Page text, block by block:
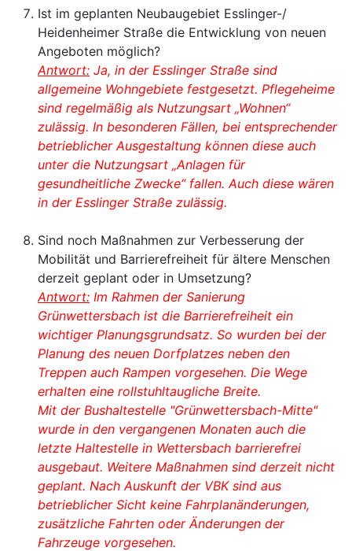
Ist im geplanten Neubaugebiet Esslinger-/
Heidenheimer Straße die Entwicklung von neuen
Angeboten möglich?
Antwort: Ja, in der Esslinger Straße sind
allgemeine Wohngebiete festgesetzt. Pflegeheime
sind regelmäßig als Nutzungsart „Wohnen“
zulässig. In besonderen Fällen, bei entsprechender
betrieblicher Ausgestaltung können diese auch
unter die Nutzungsart „Anlagen für
gesundheitliche Zwecke“ fallen. Auch diese wären
in der Esslinger Straße zulässig.
Sind noch Maßnahmen zur Verbesserung der
Mobilität und Barrierefreiheit für ältere Menschen
derzeit geplant oder in Umsetzung?
Antwort: Im Rahmen der Sanierung
Grünwettersbach ist die Barrierefreiheit ein
wichtiger Planungsgrundsatz. So wurden bei der
Planung des neuen Dorfplatzes neben den
Treppen auch Rampen vorgesehen. Die Wege
erhalten eine rollstuhltaugliche Breite.
Mit der Bushaltestelle "Grünwettersbach-Mitte"
wurde in den vergangenen Monaten auch die
letzte Haltestelle in Wettersbach barrierefrei
ausgebaut. Weitere Maßnahmen sind derzeit nicht
geplant. Nach Auskunft der VBK sind aus
betrieblicher Sicht keine Fahrplanänderungen,
zusätzliche Fahrten oder Änderungen der
Fahrzeuge vorgesehen.